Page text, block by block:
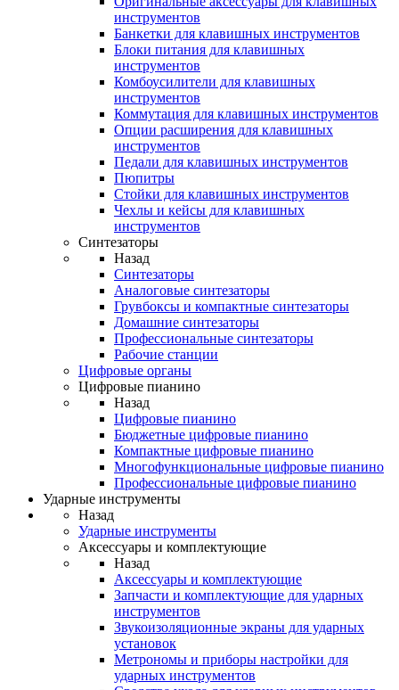
инструментов
Банкетки для клавишных инструментов
Блоки питания для клавишных
инструментов
Комбоусилители для клавишных
инструментов
Коммутация для клавишных инструментов
Опции расширения для клавишных
инструментов
Педали для клавишных инструментов
Пюпитры
Стойки для клавишных инструментов
Чехлы и кейсы для клавишных
инструментов
Синтезаторы
Назад
Синтезаторы
Аналоговые синтезаторы
Грувбоксы и компактные синтезаторы
Домашние синтезаторы
Профессиональные синтезаторы
Рабочие станции
Цифровые органы
Цифровые пианино
Назад
Цифровые пианино
Бюджетные цифровые пианино
Компактные цифровые пианино
Многофункциональные цифровые пианино
Профессиональные цифровые пианино
Ударные инструменты
Назад
Ударные инструменты
Аксессуары и комплектующие
Назад
Аксессуары и комплектующие
Запчасти и комплектующие для ударных
инструментов
Звукоизоляционные экраны для ударных
установок
Метрономы и приборы настройки для
ударных инструментов